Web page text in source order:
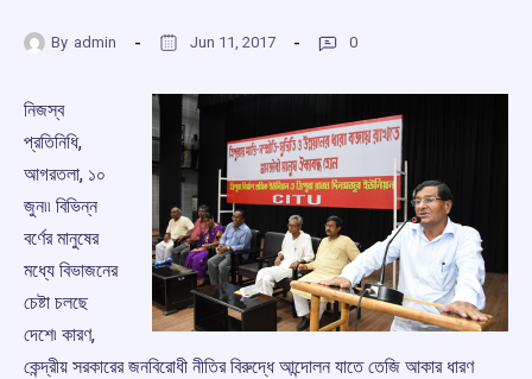
By admin Jun 11, 2017 0
নিজস্ব
প্রতিনিধি,
আগরতলা, ১০
জুন৷৷ বিভিন্ন
বর্ণের মানুষের
মধ্যে বিভাজনের
চেষ্টা চলছে
দেশে৷ কারণ,
কেন্দ্রীয় সরকারের জনবিরোধী নীতির বিরুদ্ধে আন্দোলন যাতে তেজি আকার ধারণ